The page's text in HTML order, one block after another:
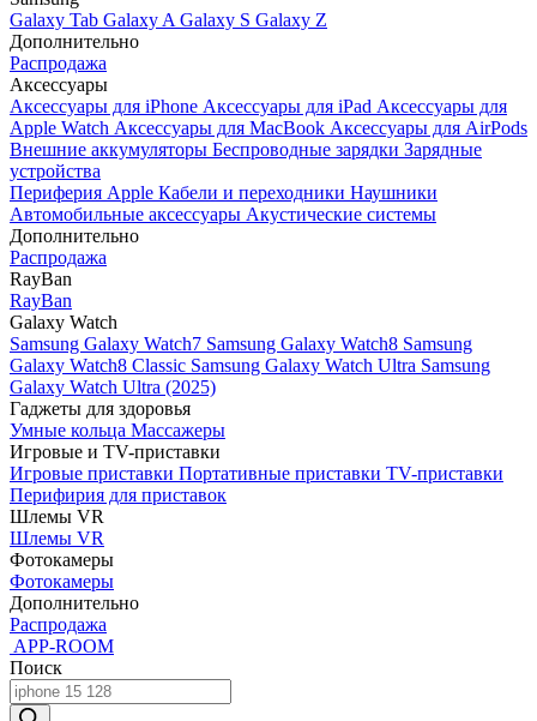
Galaxy Tab Galaxy A Galaxy S Galaxy Z
Дополнительно
Распродажа
Аксессуары
Аксессуары для iPhone Аксессуары для iPad Аксессуары для
Apple Watch Аксессуары для MacBook Аксессуары для AirPods
Внешние аккумуляторы Беспроводные зарядки Зарядные
устройства
Периферия Apple Кабели и переходники Наушники
Автомобильные аксессуары Акустические системы
Дополнительно
Распродажа
RayBan
RayBan
Galaxy Watch
Samsung Galaxy Watch7 Samsung Galaxy Watch8 Samsung
Galaxy Watch8 Classic Samsung Galaxy Watch Ultra Samsung
Galaxy Watch Ultra (2025)
Гаджеты для здоровья
Умные кольца Массажеры
Игровые и TV-приставки
Игровые приставки Портативные приставки TV-приставки
Перифирия для приставок
Шлемы VR
Шлемы VR
Фотокамеры
Фотокамеры
Дополнительно
Распродажа
APP-ROOM
Поиск
Поиск
товаров